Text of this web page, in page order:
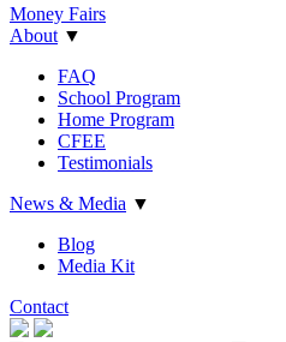
Money Fairs
About ▼
FAQ
School Program
Home Program
CFEE
Testimonials
News & Media ▼
Blog
Media Kit
Contact